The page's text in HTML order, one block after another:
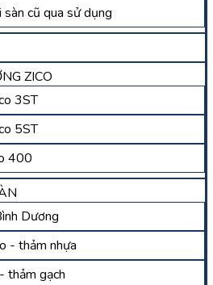
cũ qua sử dụng
ZICO
3ST
5ST
400
Dương
- thảm nhựa
thảm gạch